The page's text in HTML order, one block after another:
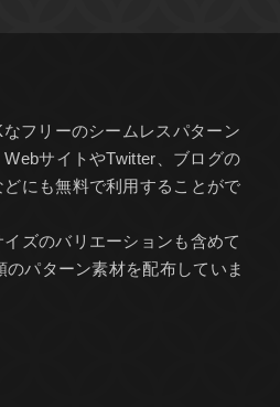
フリーのシームレスパターン
サイトやTwitter、ブログの
にも無料で利用することがで
ズのバリエーションも含めて
パターン素材を配布していま